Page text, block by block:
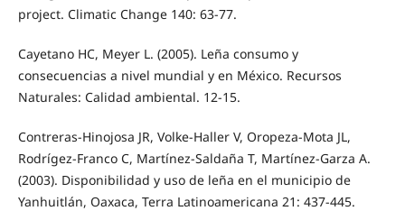
project. Climatic Change 140: 63-77.
Cayetano HC, Meyer L. (2005). Leña consumo y
consecuencias a nivel mundial y en México. Recursos
Naturales: Calidad ambiental. 12-15.
Contreras-Hinojosa JR, Volke-Haller V, Oropeza-Mota JL,
Rodrígez-Franco C, Martínez-Saldaña T, Martínez-Garza A.
(2003). Disponibilidad y uso de leña en el municipio de
Yanhuitlán, Oaxaca, Terra Latinoamericana 21: 437-445.